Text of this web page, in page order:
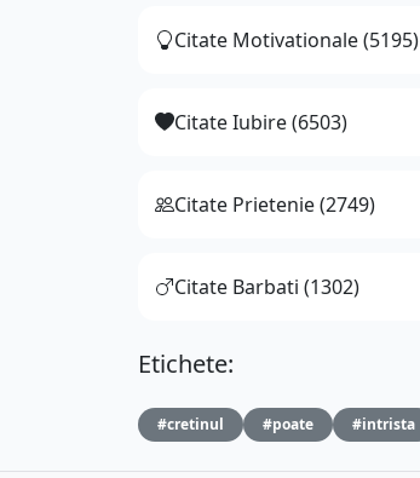
Citate Motivationale (5195)
Citate Iubire (6503)
Citate Prietenie (2749)
Citate Barbati (1302)
Etichete:
#cretinul #poate #intrista